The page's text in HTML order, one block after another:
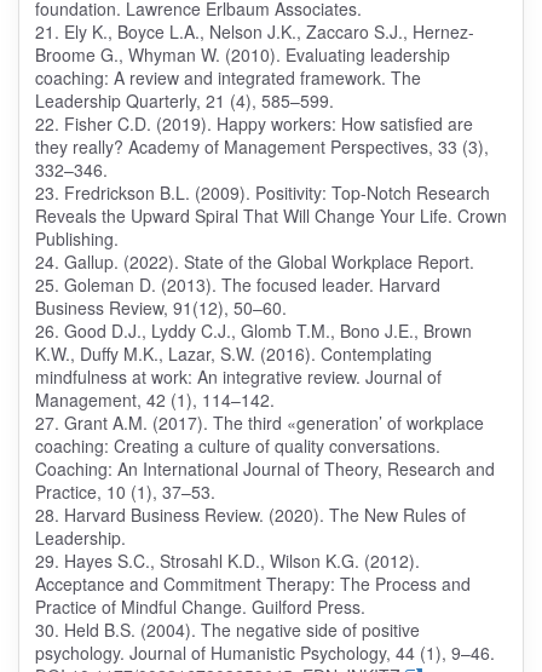
foundation. Lawrence Erlbaum Associates.
21. Ely K., Boyce L.A., Nelson J.K., Zaccaro S.J., Hernez-
Broome G., Whyman W. (2010). Evaluating leadership
coaching: A review and integrated framework. The
Leadership Quarterly, 21 (4), 585–599.
22. Fisher C.D. (2019). Happy workers: How satisfied are
they really? Academy of Management Perspectives, 33 (3),
332–346.
23. Fredrickson B.L. (2009). Positivity: Top-Notch Research
Reveals the Upward Spiral That Will Change Your Life. Crown
Publishing.
24. Gallup. (2022). State of the Global Workplace Report.
25. Goleman D. (2013). The focused leader. Harvard
Business Review, 91(12), 50–60.
26. Good D.J., Lyddy C.J., Glomb T.M., Bono J.E., Brown
K.W., Duffy M.K., Lazar, S.W. (2016). Contemplating
mindfulness at work: An integrative review. Journal of
Management, 42 (1), 114–142.
27. Grant A.M. (2017). The third «generation’ of workplace
coaching: Creating a culture of quality conversations.
Coaching: An International Journal of Theory, Research and
Practice, 10 (1), 37–53.
28. Harvard Business Review. (2020). The New Rules of
Leadership.
29. Hayes S.C., Strosahl K.D., Wilson K.G. (2012).
Acceptance and Commitment Therapy: The Process and
Practice of Mindful Change. Guilford Press.
30. Held B.S. (2004). The negative side of positive
psychology. Journal of Humanistic Psychology, 44 (1), 9–46.